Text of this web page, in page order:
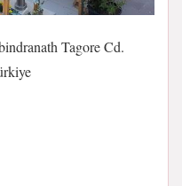
Tagore Cd.